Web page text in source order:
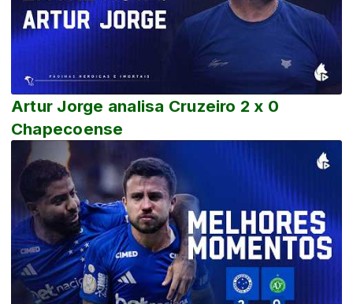
Artur Jorge analisa Cruzeiro 2 x 0
Chapecoense